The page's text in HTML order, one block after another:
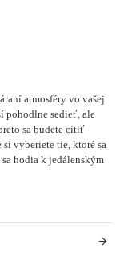
atmosféry vo vašej
pohodlne sedieť, ale
sa budete cítiť
vyberiete tie, ktoré sa
hodia k jedálenským